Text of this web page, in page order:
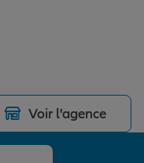
Voir l'agence